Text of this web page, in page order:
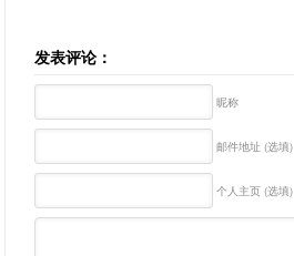
发表评论：
昵称
邮件地址 (选填)
个人主页 (选填)